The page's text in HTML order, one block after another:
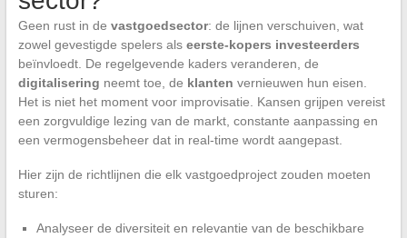
Geen rust in de vastgoedsector: de lijnen verschuiven, wat
zowel gevestigde spelers als eerste-kopers investeerders
beïnvloedt. De regelgevende kaders veranderen, de
digitalisering neemt toe, de klanten vernieuwen hun eisen.
Het is niet het moment voor improvisatie. Kansen grijpen vereist
een zorgvuldige lezing van de markt, constante aanpassing en
een vermogensbeheer dat in real-time wordt aangepast.
Hier zijn de richtlijnen die elk vastgoedproject zouden moeten
sturen:
Analyseer de diversiteit en relevantie van de beschikbare